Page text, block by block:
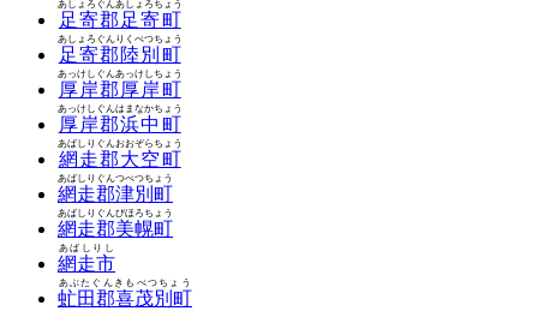
足寄郡足寄町
あしょろぐんあしょろちょう
足寄郡陸別町
あしょろぐんりくべつちょう
厚岸郡厚岸町
あっけしぐんあっけしちょう
厚岸郡浜中町
あっけしぐんはまなかちょう
網走郡大空町
あばしりぐんおおぞらちょう
網走郡津別町
あばしりぐんつべつちょう
網走郡美幌町
あばしりぐんびほろちょう
網走市
あばしりし
虻田郡喜茂別町
あぶたぐんきもべつちょう